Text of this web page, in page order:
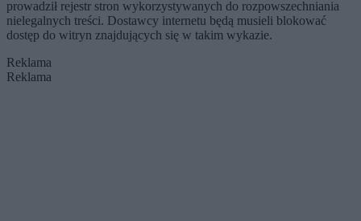
prowadził rejestr stron wykorzystywanych do rozpowszechniania
nielegalnych treści. Dostawcy internetu będą musieli blokować
dostęp do witryn znajdujących się w takim wykazie.
Reklama
Reklama